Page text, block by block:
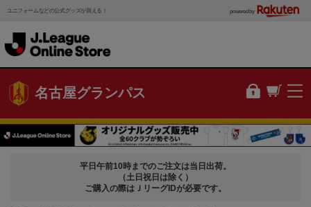
ユニフォームなどの公式グッズが買える！ powered by
名古屋グランパス
平日午前10時までのご注文は当日出荷。
（土日祝日は除く）
ご購入の際はＪリーグIDが必要です。